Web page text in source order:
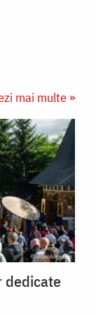
mai multe »
dedicate